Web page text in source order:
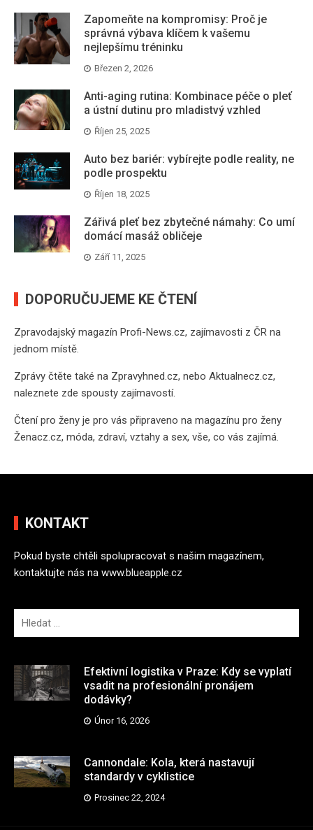
Zapomeňte na kompromisy: Proč je
správná výbava klíčem k vašemu
nejlepšímu tréninku
Březen 2, 2026
Anti-aging rutina: Kombinace péče o pleť
a ústní dutinu pro mladistvý vzhled
Říjen 25, 2025
Auto bez bariér: vybírejte podle reality, ne
podle prospektu
Říjen 18, 2025
Zářivá pleť bez zbytečné námahy: Co umí
domácí masáž obličeje
Září 11, 2025
DOPORUČUJEME KE ČTENÍ
Zpravodajský magazín Profi-News.cz, zajímavosti z ČR na
jednom místě.
Zprávy čtěte také na Zpravyhned.cz, nebo Aktualnecz.cz,
naleznete zde spousty zajímavostí.
Čtení pro ženy je pro vás připraveno na magazínu pro ženy
Ženacz.cz, móda, zdraví, vztahy a sex, vše, co vás zajímá.
KONTAKT
Pokud byste chtěli spolupracovat s našim magazínem,
kontaktujte nás na www.blueapple.cz
y
l
e
d
n
í
Efektivní logistika v Praze: Kdy se vyplatí
vsadit na profesionální pronájem
dodávky?
Únor 16, 2026
Cannondale: Kola, která nastavují
standardy v cyklistice
Prosinec 22, 2024